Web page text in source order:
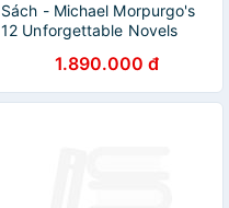
Sách - Michael Morpurgo's
12 Unforgettable Novels
Storyteller1.890.000 đ